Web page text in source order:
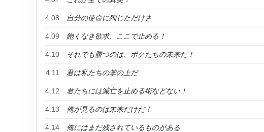
4.08 自分の使命に殉じただけさ
4.09 飽くなき欲求、ここで止める！
4.10 それでも勝つのは、ボクたちの未来だ！
4.11 君は私たちの掌の上だ
4.12 君たちには滅亡を止める術などない！
4.13 俺が見るのは未来だけだ！
4.14 俺にはまだ残されているものがある